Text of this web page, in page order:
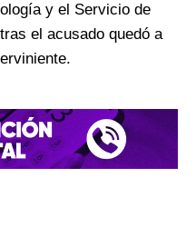
y el Servicio de
el acusado quedó a